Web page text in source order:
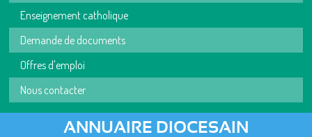
Enseignement catholique
Demande de documents
Offres d'emploi
Nous contacter
ANNUAIRE DIOCESAIN